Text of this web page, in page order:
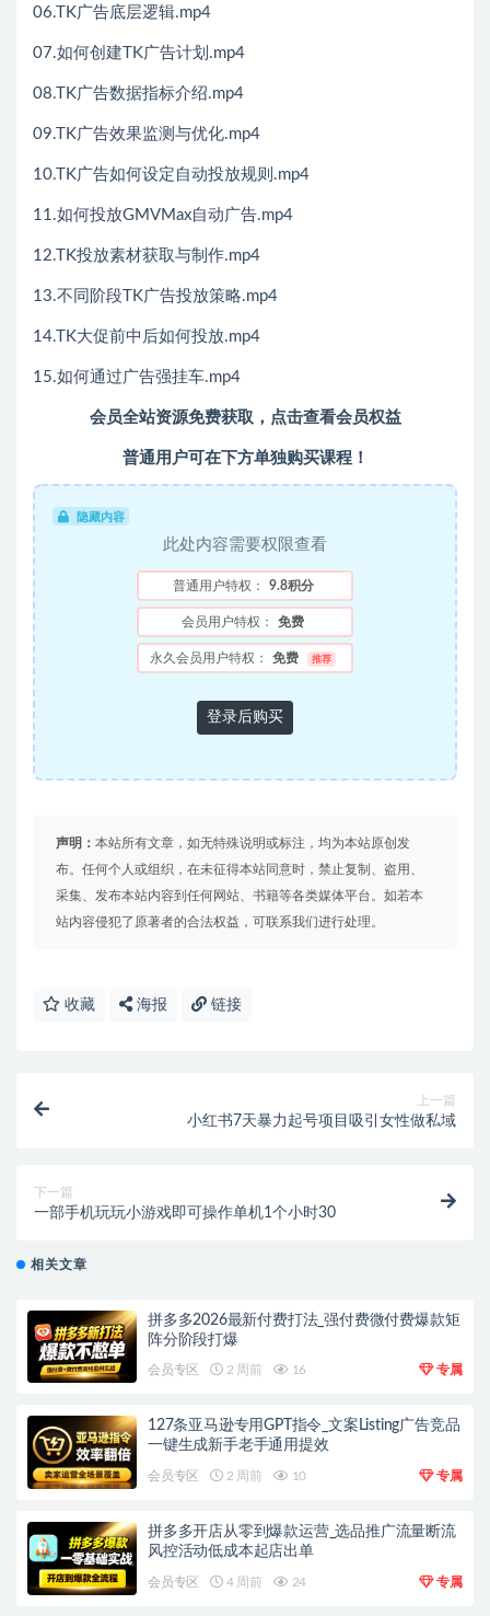
06.TK广告底层逻辑.mp4
07.如何创建TK广告计划.mp4
08.TK广告数据指标介绍.mp4
09.TK广告效果监测与优化.mp4
10.TK广告如何设定自动投放规则.mp4
11.如何投放GMVMax自动广告.mp4
12.TK投放素材获取与制作.mp4
13.不同阶段TK广告投放策略.mp4
14.TK大促前中后如何投放.mp4
15.如何通过广告强挂车.mp4
会员全站资源免费获取，点击查看会员权益
普通用户可在下方单独购买课程！
隐藏内容
此处内容需要权限查看
普通用户特权： 9.8积分
会员用户特权： 免费
永久会员用户特权： 免费 推荐
登录后购买
声明： 本站所有文章，如无特殊说明或标注，均为本站原创发
布。任何个人或组织，在未征得本站同意时，禁止复制、盗用、
采集、发布本站内容到任何网站、书籍等各类媒体平台。如若本
站内容侵犯了原著者的合法权益，可联系我们进行处理。
收藏 海报 链接
上一篇
小红书7天暴力起号项目吸引女性做私域
下一篇
一部手机玩玩小游戏即可操作单机1个小时30
相关文章
拼多多2026最新付费打法_强付费微付费爆款矩
阵分阶段打爆
会员专区 2 周前 16 专属
127条亚马逊专用GPT指令_文案Listing广告竞品
一键生成新手老手通用提效
会员专区 2 周前 10 专属
拼多多开店从零到爆款运营_选品推广流量断流
风控活动低成本起店出单
会员专区 4 周前 24 专属